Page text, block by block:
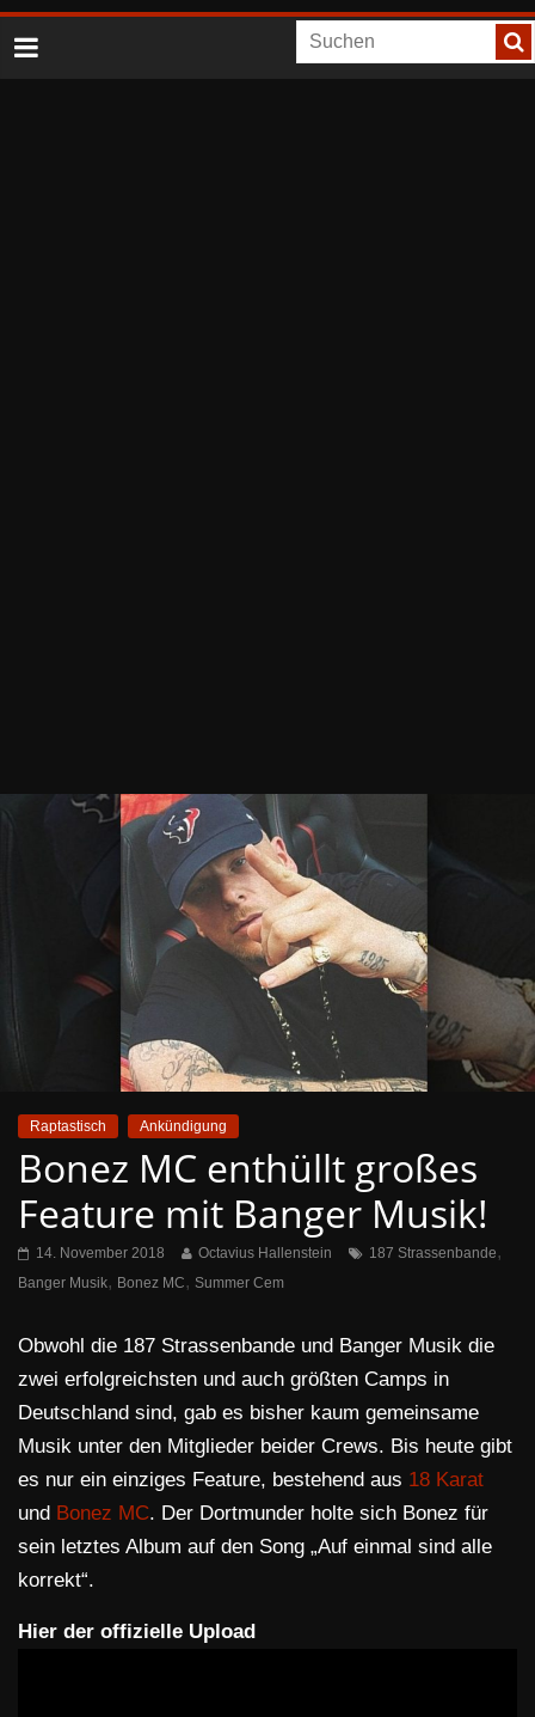
Raptastisch Ankündigung
Bonez MC enthüllt großes
Feature mit Banger Musik!
14. November 2018 Octavius Hallenstein 187 Strassenbande,
Banger Musik, Bonez MC, Summer Cem
Obwohl die 187 Strassenbande und Banger Musik die
zwei erfolgreichsten und auch größten Camps in
Deutschland sind, gab es bisher kaum gemeinsame
Musik unter den Mitglieder beider Crews. Bis heute gibt
es nur ein einziges Feature, bestehend aus 18 Karat
und Bonez MC. Der Dortmunder holte sich Bonez für
sein letztes Album auf den Song „Auf einmal sind alle
korrekt“.
Hier der offizielle Upload